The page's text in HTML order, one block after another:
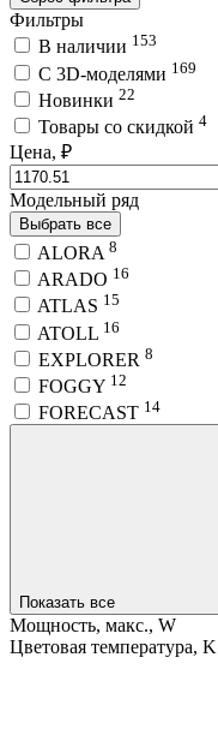
Фильтры
В наличии 153
C 3D-моделями 169
Новинки 22
Товары со скидкой 4
Цена, ₽
Модельный ряд
Выбрать все
ALORA 8
ARADO 16
ATLAS 15
ATOLL 16
EXPLORER 8
FOGGY 12
FORECAST 14
Показать все
Мощность, макс., W
Цветовая температура, K